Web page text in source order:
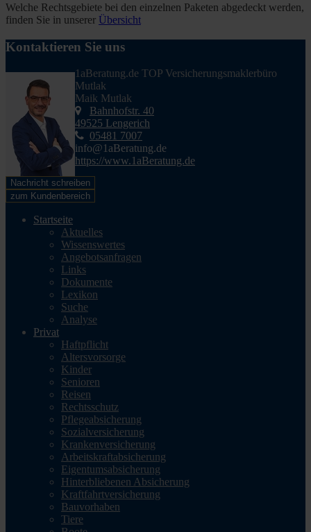
Welche Rechtsgebiete bei den einzelnen Paketen abgedeckt werden,
finden Sie in unserer Übersicht
Kontaktieren Sie uns
1aBeratung.de TOP Versicherungsmaklerbüro
Mutlak
Maik Mutlak
Bahnhofstr. 40
49525 Lengerich
05481 7007
info@1aBeratung.de
https://www.1aBeratung.de
Nachricht schreiben
zum Kundenbereich
Startseite
Aktuelles
Wissenswertes
Angebotsanfragen
Links
Dokumente
Lexikon
Suche
Analyse
Privat
Haftpflicht
Altersvorsorge
Kinder
Senioren
Reisen
Rechtsschutz
Pflegeabsicherung
Sozialversicherung
Krankenversicherung
Arbeitskraftabsicherung
Eigentumsabsicherung
Hinterbliebenen Absicherung
Kraftfahrtversicherung
Bauvorhaben
Tiere